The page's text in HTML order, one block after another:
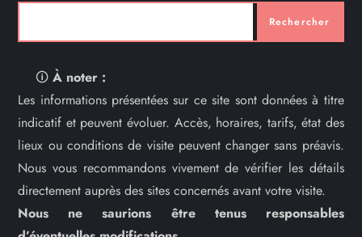
Rechercher
🛈À noter :
Les informations présentées sur ce site sont données à titre
indicatif et peuvent évoluer. Accès, horaires, tarifs, état des
lieux ou conditions de visite peuvent changer sans préavis.
Nous vous recommandons vivement de vérifier les détails
directement auprès des sites concernés avant votre visite.
Nous ne saurions être tenus responsables